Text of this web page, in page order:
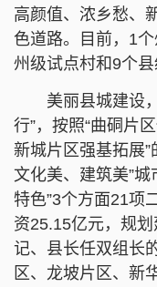
高颜值、浓乡愁、
色道路。目前，1
州级试点村和9个县
美丽县城建设，
行”，按照“曲硐片
新城片区强基拓展”
文化美、建筑美”城
特色”3个方面21项
资25.15亿元，规
记、县长任双组长
区、龙坡片区、新